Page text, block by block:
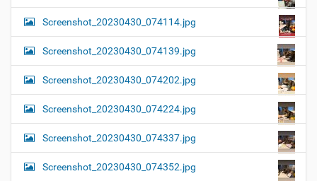
Screenshot_20230430_074114.jpg
Screenshot_20230430_074139.jpg
Screenshot_20230430_074202.jpg
Screenshot_20230430_074224.jpg
Screenshot_20230430_074337.jpg
Screenshot_20230430_074352.jpg